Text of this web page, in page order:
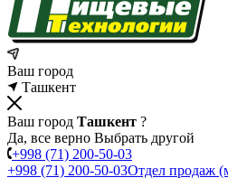
Ваш город
Ташкент
Ваш город Ташкент ?
Да, все верно Выбрать другой
+998 (71) 200-50-03
+998 (71) 200-50-03Отдел продаж